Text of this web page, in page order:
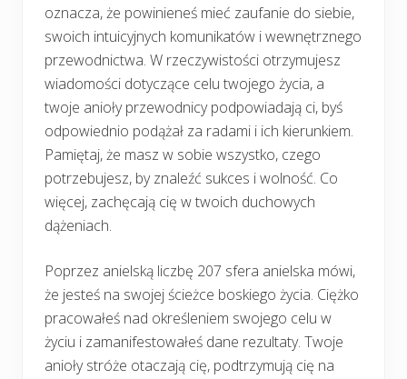
oznacza, że powinieneś mieć zaufanie do siebie,
swoich intuicyjnych komunikatów i wewnętrznego
przewodnictwa. W rzeczywistości otrzymujesz
wiadomości dotyczące celu twojego życia, a
twoje anioły przewodnicy podpowiadają ci, byś
odpowiednio podążał za radami i ich kierunkiem.
Pamiętaj, że masz w sobie wszystko, czego
potrzebujesz, by znaleźć sukces i wolność. Co
więcej, zachęcają cię w twoich duchowych
dążeniach.
Poprzez anielską liczbę 207 sfera anielska mówi,
że jesteś na swojej ścieżce boskiego życia. Ciężko
pracowałeś nad określeniem swojego celu w
życiu i zamanifestowałeś dane rezultaty. Twoje
anioły stróże otaczają cię, podtrzymują cię na